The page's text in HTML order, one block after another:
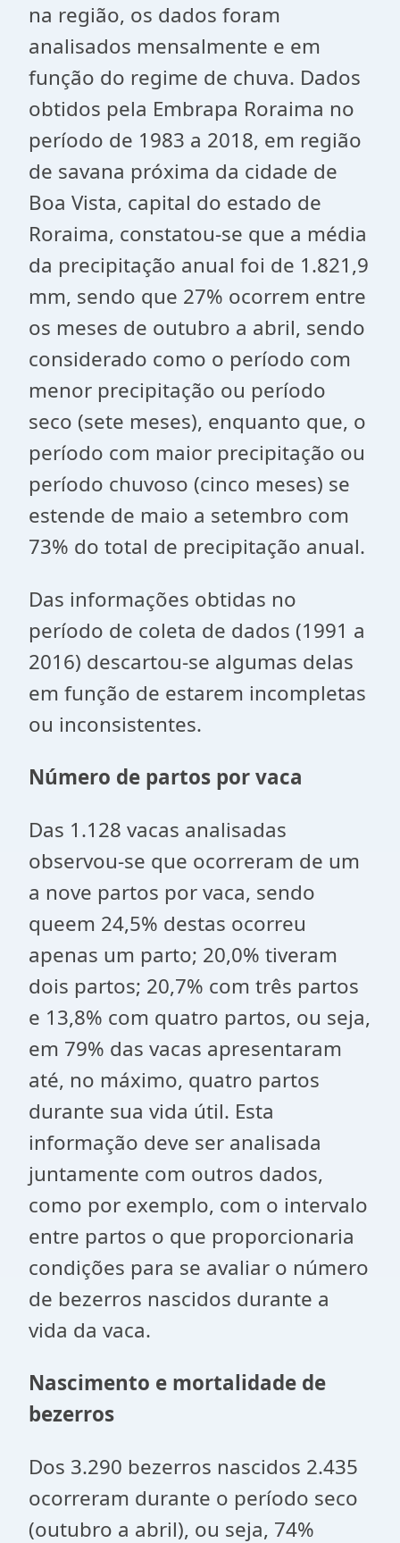
na região, os dados foram
analisados mensalmente e em
função do regime de chuva. Dados
obtidos pela Embrapa Roraima no
período de 1983 a 2018, em região
de savana próxima da cidade de
Boa Vista, capital do estado de
Roraima, constatou-se que a média
da precipitação anual foi de 1.821,9
mm, sendo que 27% ocorrem entre
os meses de outubro a abril, sendo
considerado como o período com
menor precipitação ou período
seco (sete meses), enquanto que, o
período com maior precipitação ou
período chuvoso (cinco meses) se
estende de maio a setembro com
73% do total de precipitação anual.
Das informações obtidas no
período de coleta de dados (1991 a
2016) descartou-se algumas delas
em função de estarem incompletas
ou inconsistentes.
Número de partos por vaca
Das 1.128 vacas analisadas
observou-se que ocorreram de um
a nove partos por vaca, sendo
queem 24,5% destas ocorreu
apenas um parto; 20,0% tiveram
dois partos; 20,7% com três partos
e 13,8% com quatro partos, ou seja,
em 79% das vacas apresentaram
até, no máximo, quatro partos
durante sua vida útil. Esta
informação deve ser analisada
juntamente com outros dados,
como por exemplo, com o intervalo
entre partos o que proporcionaria
condições para se avaliar o número
de bezerros nascidos durante a
vida da vaca.
Nascimento e mortalidade de
bezerros
Dos 3.290 bezerros nascidos 2.435
ocorreram durante o período seco
(outubro a abril), ou seja, 74%